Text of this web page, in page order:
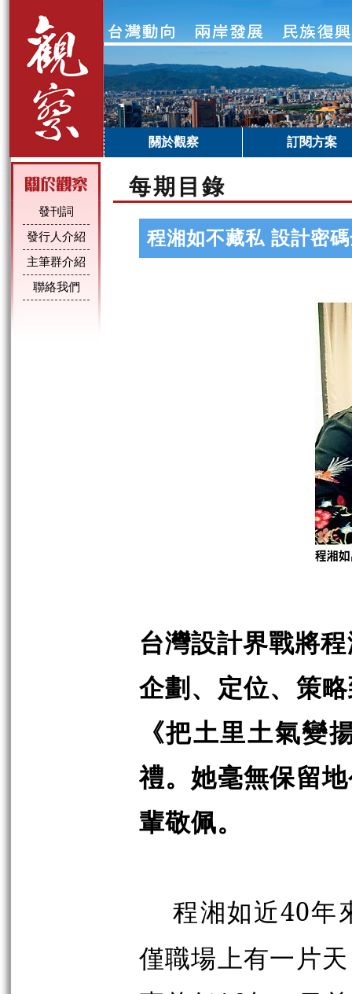
關於觀察 訂閱方案
發刊詞
發行人介紹
主筆群介紹
聯絡我們
每期目錄
程湘如不藏私 設計密
台灣設計界戰將
企劃、定位、策
《把土里土氣變
禮。她毫無保留
輩敬佩。
程湘如近40年
僅職場上有一片